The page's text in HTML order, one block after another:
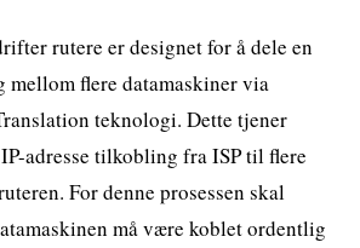
rutere er designet for å dele en
flere datamaskiner via
teknologi. Dette tjener
adresse tilkobling fra ISP til flere
For denne prosessen skal
må være koblet ordentlig